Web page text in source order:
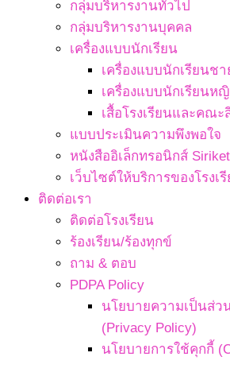
กลุ่มบริหารงานทั่วไป
กลุ่มบริหารงานบุคคล
เครื่องแบบนักเรียน
เครื่องแบบนักเรียนชา
เครื่องแบบนักเรียนหญิ
เสื้อโรงเรียนและคณะ
แบบประเมินความพึงพอใจ
หนังสืออิเล็กทรอนิกส์
เว็บไซต์ให้บริการของโรงเ
ติดต่อเรา
ติดต่อโรงเรียน
ร้องเรียน/ร้องทุกข์
ถาม & ตอบ
PDPA Policy
นโยบายความเป็นส่ว
(Privacy Policy)
นโยบายการใช้คุกกี้